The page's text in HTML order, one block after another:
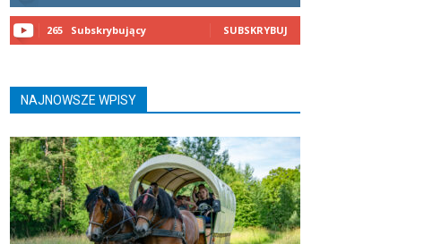
265 Subskrybujący SUBSKRYBUJ
NAJNOWSZE WPISY